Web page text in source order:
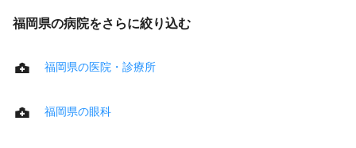
福岡県の病院をさらに絞り込む
福岡県の医院・診療所
福岡県の眼科